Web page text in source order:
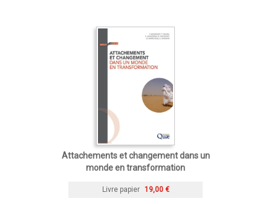
Attachements et changement dans un
monde en transformation
Livre papier 19,00 €